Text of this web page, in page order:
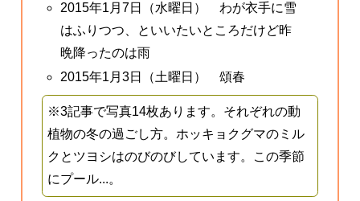
2015年1月7日（水曜日） わが衣手に雪
はふりつつ、といいたいところだけど昨
晩降ったのは雨
2015年1月3日（土曜日） 頌春
※3記事で写真14枚あります。それぞれの動
植物の冬の過ごし方。ホッキョクグマのミル
クとツヨシはのびのびしています。この季節
にプール...。